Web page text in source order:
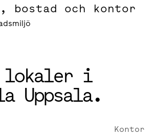
bostad och kontor
lokaler i
Uppsala.
Kontor